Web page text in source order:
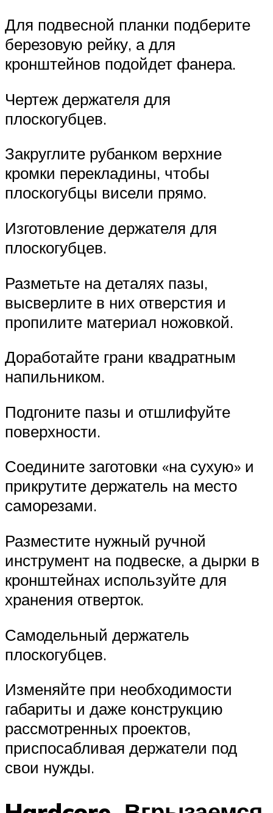
Для подвесной планки подберите
березовую рейку, а для
кронштейнов подойдет фанера.
Чертеж держателя для
плоскогубцев.
Закруглите рубанком верхние
кромки перекладины, чтобы
плоскогубцы висели прямо.
Изготовление держателя для
плоскогубцев.
Разметьте на деталях пазы,
высверлите в них отверстия и
пропилите материал ножовкой.
Доработайте грани квадратным
напильником.
Подгоните пазы и отшлифуйте
поверхности.
Соедините заготовки «на сухую» и
прикрутите держатель на место
саморезами.
Разместите нужный ручной
инструмент на подвеске, а дырки в
кронштейнах используйте для
хранения отверток.
Самодельный держатель
плоскогубцев.
Изменяйте при необходимости
габариты и даже конструкцию
рассмотренных проектов,
приспосабливая держатели под
свои нужды.